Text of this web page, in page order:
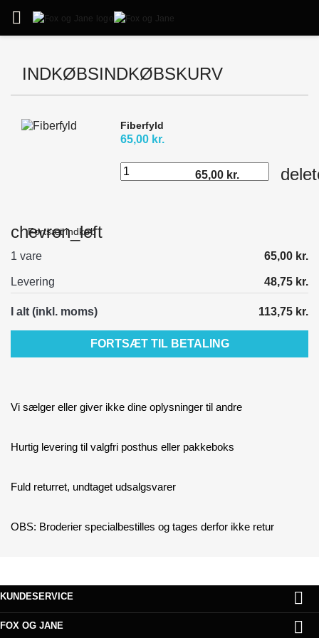

INDKØBSINDKØBSKURV
Fiberfyld
65,00 kr.
65,00 kr.
chevron_left
Fortsæt indkøb
1 vare 65,00 kr.
Levering 48,75 kr.
I alt (inkl. moms) 113,75 kr.
FORTSÆT TIL BETALING
Vi sælger eller giver ikke dine oplysninger til andre
Hurtig levering til valgfri posthus eller pakkeboks
Fuld returret, undtaget udsalgsvarer
OBS: Broderier specialbestilles og tages derfor ikke retur
KUNDESERVICE 
FOX OG JANE 